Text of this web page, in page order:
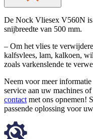
De Nock Vliesex V560N is
snijbreedte van 500 mm.
– Om het vlies te
kalfsvlees, lam, kalkoen,
zoals varkenslende te
Neem voor meer
service aan uw machines
contact met ons opnemen!
passende oplossing voor